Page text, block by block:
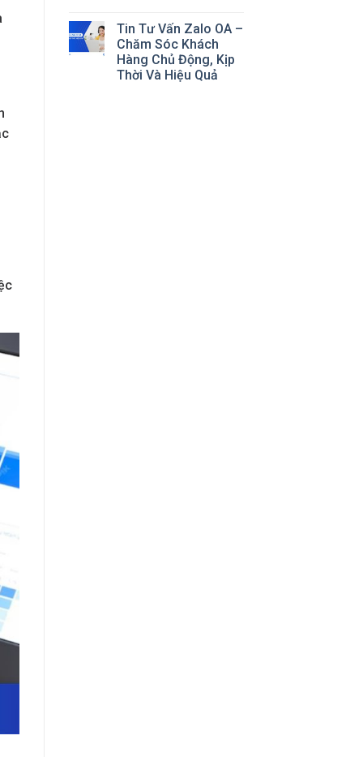
Tin Tư Vấn Zalo OA –
Chăm Sóc Khách
Hàng Chủ Động, Kịp
Thời Và Hiệu Quả